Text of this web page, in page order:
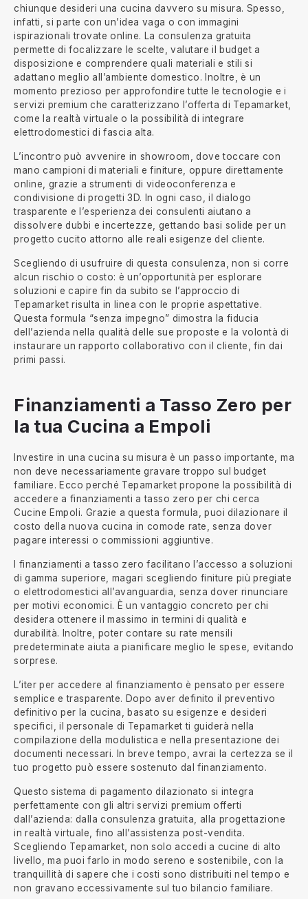
chiunque desideri una cucina davvero su misura. Spesso,
infatti, si parte con un’idea vaga o con immagini
ispirazionali trovate online. La consulenza gratuita
permette di focalizzare le scelte, valutare il budget a
disposizione e comprendere quali materiali e stili si
adattano meglio all’ambiente domestico. Inoltre, è un
momento prezioso per approfondire tutte le tecnologie e i
servizi premium che caratterizzano l’offerta di Tepamarket,
come la realtà virtuale o la possibilità di integrare
elettrodomestici di fascia alta.
L’incontro può avvenire in showroom, dove toccare con
mano campioni di materiali e finiture, oppure direttamente
online, grazie a strumenti di videoconferenza e
condivisione di progetti 3D. In ogni caso, il dialogo
trasparente e l’esperienza dei consulenti aiutano a
dissolvere dubbi e incertezze, gettando basi solide per un
progetto cucito attorno alle reali esigenze del cliente.
Scegliendo di usufruire di questa consulenza, non si corre
alcun rischio o costo: è un’opportunità per esplorare
soluzioni e capire fin da subito se l’approccio di
Tepamarket risulta in linea con le proprie aspettative.
Questa formula “senza impegno” dimostra la fiducia
dell’azienda nella qualità delle sue proposte e la volontà di
instaurare un rapporto collaborativo con il cliente, fin dai
primi passi.
Finanziamenti a Tasso Zero per
la tua Cucina a Empoli
Investire in una cucina su misura è un passo importante, ma
non deve necessariamente gravare troppo sul budget
familiare. Ecco perché Tepamarket propone la possibilità di
accedere a finanziamenti a tasso zero per chi cerca
Cucine Empoli. Grazie a questa formula, puoi dilazionare il
costo della nuova cucina in comode rate, senza dover
pagare interessi o commissioni aggiuntive.
I finanziamenti a tasso zero facilitano l’accesso a soluzioni
di gamma superiore, magari scegliendo finiture più pregiate
o elettrodomestici all’avanguardia, senza dover rinunciare
per motivi economici. È un vantaggio concreto per chi
desidera ottenere il massimo in termini di qualità e
durabilità. Inoltre, poter contare su rate mensili
predeterminate aiuta a pianificare meglio le spese, evitando
sorprese.
L’iter per accedere al finanziamento è pensato per essere
semplice e trasparente. Dopo aver definito il preventivo
definitivo per la cucina, basato su esigenze e desideri
specifici, il personale di Tepamarket ti guiderà nella
compilazione della modulistica e nella presentazione dei
documenti necessari. In breve tempo, avrai la certezza se il
tuo progetto può essere sostenuto dal finanziamento.
Questo sistema di pagamento dilazionato si integra
perfettamente con gli altri servizi premium offerti
dall’azienda: dalla consulenza gratuita, alla progettazione
in realtà virtuale, fino all’assistenza post-vendita.
Scegliendo Tepamarket, non solo accedi a cucine di alto
livello, ma puoi farlo in modo sereno e sostenibile, con la
tranquillità di sapere che i costi sono distribuiti nel tempo e
non gravano eccessivamente sul tuo bilancio familiare.